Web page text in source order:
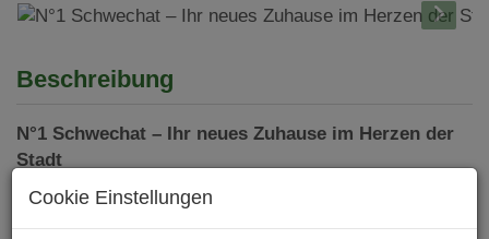
Beschreibung
N°1 Schwechat – Ihr neues Zuhause im Herzen der
Stadt
Mit N°1 Schwechat entsteht am Hauptplatz 1 ein
modernes Wohnprojekt, das urbanes Lebensgefühl,
Cookie Einstellungen